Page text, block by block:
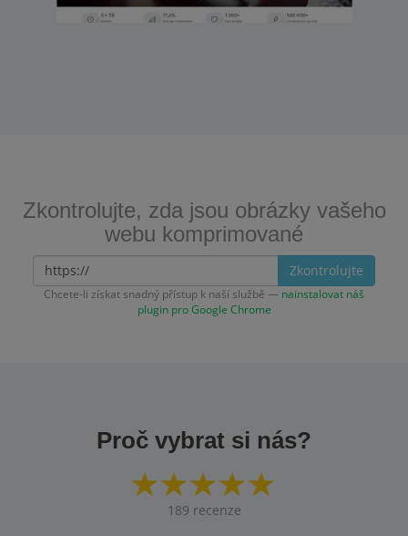
Zkontrolujte, zda jsou obrázky vašeho
webu komprimované
Zkontrolujte
Chcete-li získat snadný přístup k naší službě — nainstalovat náš
plugin pro Google Chrome
Proč vybrat si nás?
189 recenze